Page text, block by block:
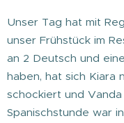
Unser Tag hat mit
unser Frühstück im
an 2 Deutsch und
haben, hat sich Kiara
schockiert und
Spanischstunde war